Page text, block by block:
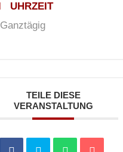
UHRZEIT
Ganztägig
TEILE DIESE
VERANSTALTUNG